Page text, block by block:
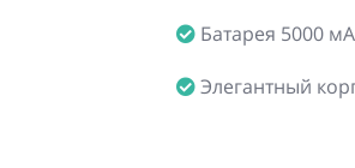
Батарея 5000
Элегантный